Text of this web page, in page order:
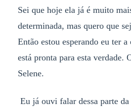
Sei que hoje ela já é muito
determinada, mas quero que
Então estou esperando eu ter a
está pronta para esta verdade.
Selene.
Eu já ouvi falar dessa parte